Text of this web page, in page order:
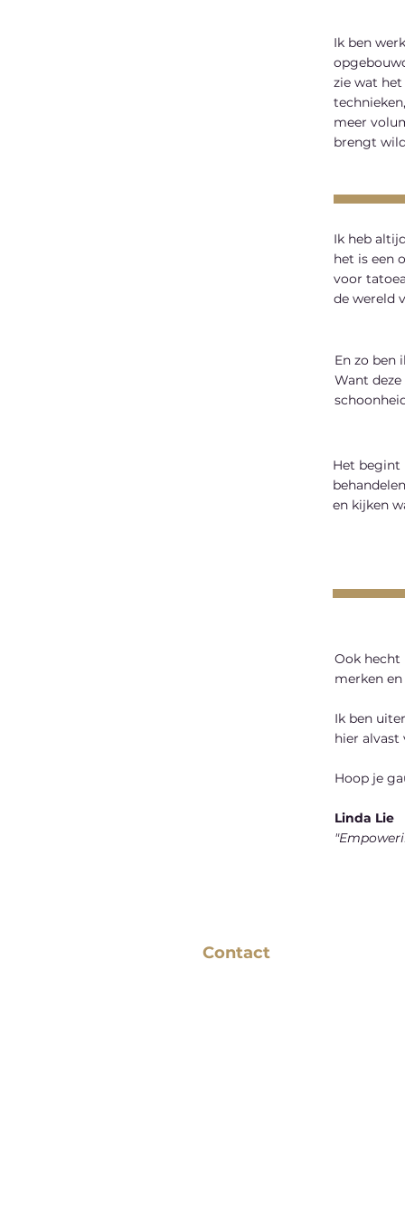
Ik ben
zie wat
meer
brengt
Ik heb
het is een
voor
de wereld
En zo ben
Want
Het begint
en kijken
Ook hecht
merken
Ik ben
hier alvast
Hoop je
Linda Lie
Contact